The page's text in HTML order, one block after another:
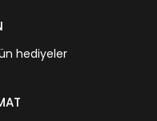
hediyeler